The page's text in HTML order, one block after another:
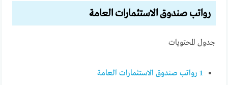
رواتب صندوق الاستثمارات العامة
جدول المحتويات
1 رواتب صندوق الاستثمارات العامة